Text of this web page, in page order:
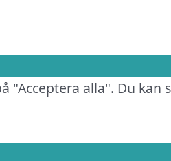
alla". Du